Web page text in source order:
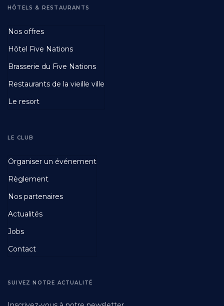
Footer
Third
HÔTELS & RESTAURANTS
Nos offres
Hôtel Five Nations
Brasserie du Five Nations
Restaurants de la vieille ville
Le resort
Footer
Fourth
LE CLUB
Organiser un événement
Règlement
Nos partenaires
Actualités
Jobs
Contact
SUIVEZ NOTRE ACTUALITÉ